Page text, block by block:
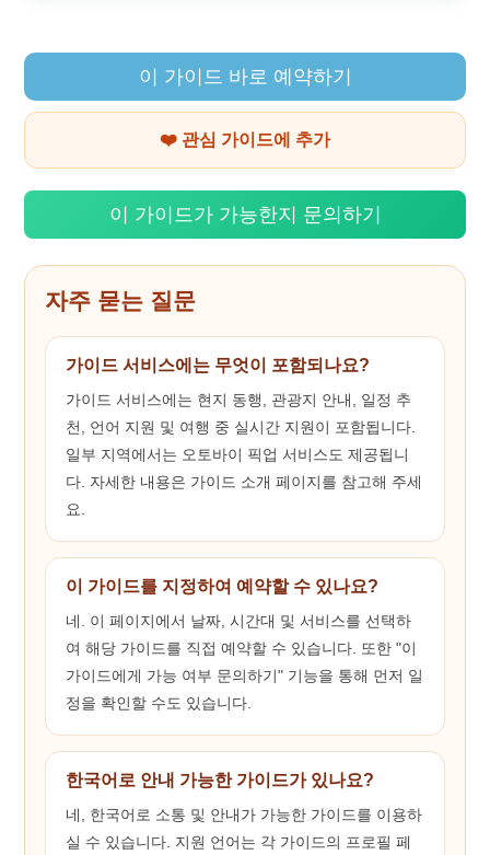
이 가이드 바로 예약하기
❤️ 관심 가이드에 추가
이 가이드가 가능한지 문의하기
자주 묻는 질문
가이드 서비스에는 무엇이 포함되나요?
가이드 서비스에는 현지 동행, 관광지 안내, 일정 추
천, 언어 지원 및 여행 중 실시간 지원이 포함됩니다.
일부 지역에서는 오토바이 픽업 서비스도 제공됩니
다. 자세한 내용은 가이드 소개 페이지를 참고해 주세
요.
이 가이드를 지정하여 예약할 수 있나요?
네. 이 페이지에서 날짜, 시간대 및 서비스를 선택하
여 해당 가이드를 직접 예약할 수 있습니다. 또한 "이
가이드에게 가능 여부 문의하기" 기능을 통해 먼저 일
정을 확인할 수도 있습니다.
한국어로 안내 가능한 가이드가 있나요?
네, 한국어로 소통 및 안내가 가능한 가이드를 이용하
실 수 있습니다. 지원 언어는 각 가이드의 프로필 페